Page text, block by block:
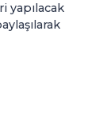
yapılacak